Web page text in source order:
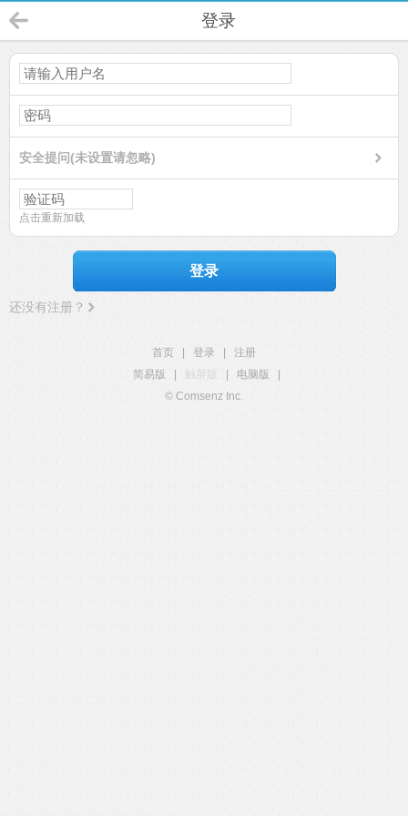
登录
安全提问(未设置请忽略)
点击重新加载
登录
还没有注册？
首页 登录
注册
简易版
触屏版 电脑版
© Comsenz Inc.